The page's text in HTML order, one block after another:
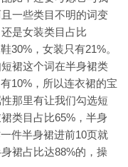
一些类目不明的词变
是女装类目占比
30%，女装只有21%。
裙这个词在半身裙类
10%，所以连衣裙的宝
那里有让我们勾选短
类目占比65%，半身
件半身裙进前10页就
裙占比达88%的，操